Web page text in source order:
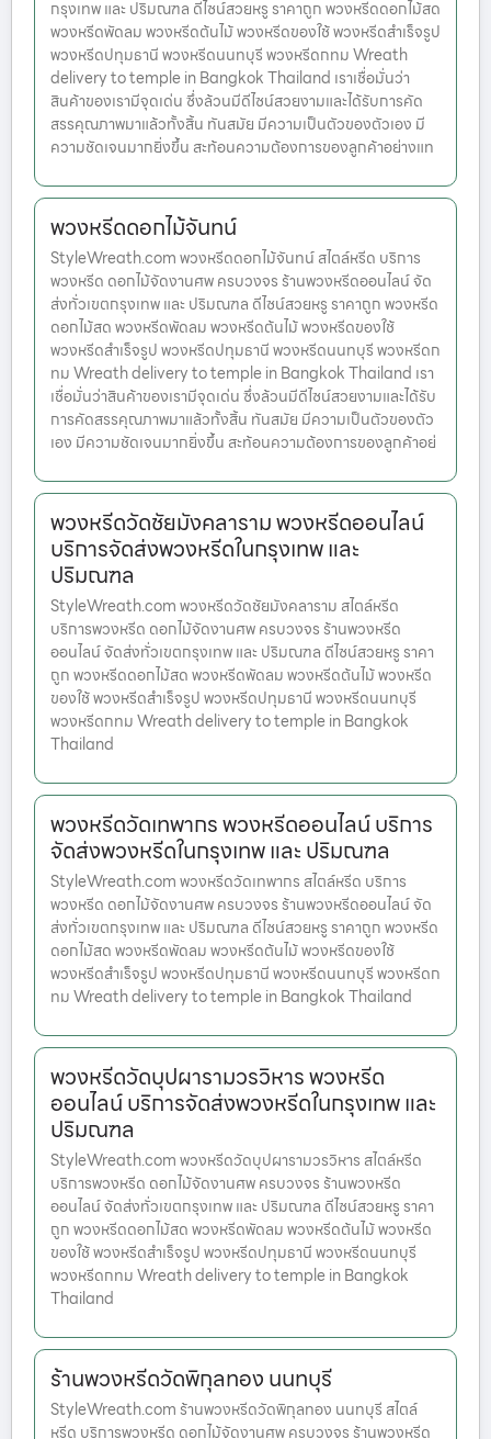
กรุงเทพ และ ปริมณฑล ดีไซน์สวยหรู ราคาถูก พวงหรีดดอกไม้สด
พวงหรีดพัดลม พวงหรีดต้นไม้ พวงหรีดของใช้ พวงหรีดสำเร็จรูป
พวงหรีดปทุมธานี พวงหรีดนนทบุรี พวงหรีดกทม Wreath
delivery to temple in Bangkok Thailand เราเชื่อมั่นว่า
สินค้าของเรามีจุดเด่น ซึ่งล้วนมีดีไซน์สวยงามและได้รับการคัด
สรรคุณภาพมาแล้วทั้งสิ้น ทันสมัย มีความเป็นตัวของตัวเอง มี
ความชัดเจนมากยิ่งขึ้น สะท้อนความต้องการของลูกค้าอย่างแท
พวงหรีดดอกไม้จันทน์
StyleWreath.com พวงหรีดดอกไม้จันทน์ สไตล์หรีด บริการ
พวงหรีด ดอกไม้จัดงานศพ ครบวงจร ร้านพวงหรีดออนไลน์ จัด
ส่งทั่วเขตกรุงเทพ และ ปริมณฑล ดีไซน์สวยหรู ราคาถูก พวงหรีด
ดอกไม้สด พวงหรีดพัดลม พวงหรีดต้นไม้ พวงหรีดของใช้
พวงหรีดสำเร็จรูป พวงหรีดปทุมธานี พวงหรีดนนทบุรี พวงหรีดก
ทม Wreath delivery to temple in Bangkok Thailand เรา
เชื่อมั่นว่าสินค้าของเรามีจุดเด่น ซึ่งล้วนมีดีไซน์สวยงามและได้รับ
การคัดสรรคุณภาพมาแล้วทั้งสิ้น ทันสมัย มีความเป็นตัวของตัว
เอง มีความชัดเจนมากยิ่งขึ้น สะท้อนความต้องการของลูกค้าอย่
พวงหรีดวัดชัยมังคลาราม พวงหรีดออนไลน์
บริการจัดส่งพวงหรีดในกรุงเทพ และ
ปริมณฑล
StyleWreath.com พวงหรีดวัดชัยมังคลาราม สไตล์หรีด
บริการพวงหรีด ดอกไม้จัดงานศพ ครบวงจร ร้านพวงหรีด
ออนไลน์ จัดส่งทั่วเขตกรุงเทพ และ ปริมณฑล ดีไซน์สวยหรู ราคา
ถูก พวงหรีดดอกไม้สด พวงหรีดพัดลม พวงหรีดต้นไม้ พวงหรีด
ของใช้ พวงหรีดสำเร็จรูป พวงหรีดปทุมธานี พวงหรีดนนทบุรี
พวงหรีดกทม Wreath delivery to temple in Bangkok
Thailand
พวงหรีดวัดเทพากร พวงหรีดออนไลน์ บริการ
จัดส่งพวงหรีดในกรุงเทพ และ ปริมณฑล
StyleWreath.com พวงหรีดวัดเทพากร สไตล์หรีด บริการ
พวงหรีด ดอกไม้จัดงานศพ ครบวงจร ร้านพวงหรีดออนไลน์ จัด
ส่งทั่วเขตกรุงเทพ และ ปริมณฑล ดีไซน์สวยหรู ราคาถูก พวงหรีด
ดอกไม้สด พวงหรีดพัดลม พวงหรีดต้นไม้ พวงหรีดของใช้
พวงหรีดสำเร็จรูป พวงหรีดปทุมธานี พวงหรีดนนทบุรี พวงหรีดก
ทม Wreath delivery to temple in Bangkok Thailand
พวงหรีดวัดบุปผารามวรวิหาร พวงหรีด
ออนไลน์ บริการจัดส่งพวงหรีดในกรุงเทพ และ
ปริมณฑล
StyleWreath.com พวงหรีดวัดบุปผารามวรวิหาร สไตล์หรีด
บริการพวงหรีด ดอกไม้จัดงานศพ ครบวงจร ร้านพวงหรีด
ออนไลน์ จัดส่งทั่วเขตกรุงเทพ และ ปริมณฑล ดีไซน์สวยหรู ราคา
ถูก พวงหรีดดอกไม้สด พวงหรีดพัดลม พวงหรีดต้นไม้ พวงหรีด
ของใช้ พวงหรีดสำเร็จรูป พวงหรีดปทุมธานี พวงหรีดนนทบุรี
พวงหรีดกทม Wreath delivery to temple in Bangkok
Thailand
ร้านพวงหรีดวัดพิกุลทอง นนทบุรี
StyleWreath.com ร้านพวงหรีดวัดพิกุลทอง นนทบุรี สไตล์
หรีด บริการพวงหรีด ดอกไม้จัดงานศพ ครบวงจร ร้านพวงหรีด